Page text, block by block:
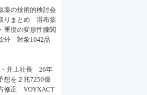
薬の技術的検討会
りまとめ 湿布薬
重度の変形性膝関
外 対象1042品
・井上社長 26年
想を２兆7250億
修正 VOYXACT